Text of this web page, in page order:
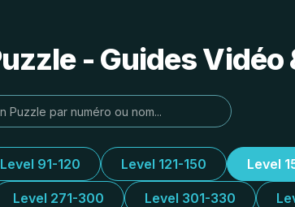
- Guides
Level 91-120 Level 121-150 Level
Level 271-300 Level 301-330